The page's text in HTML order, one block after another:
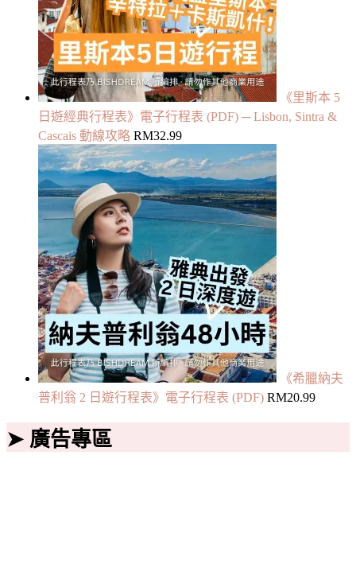
《里斯本 5
日遊經典行程表》電子行程表 (PDF) ─ Lisbon, Sintra &
Cascais 動線攻略 RM32.99
《希臘納夫
普利翁 2 日遊行程表》電子行程表 (PDF) RM20.99
➤ 廣告專區